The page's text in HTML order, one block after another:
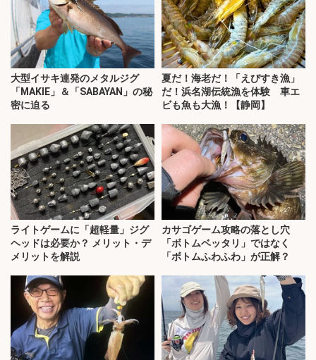
大型イサキ連発のメタルジグ
「MAKIE」＆「SABAYAN」の秘
密に迫る
夏だ！海老だ！「えびすき漁」
だ！浜名湖伝統漁を体験 車エ
ビも魚も大漁！【静岡】
ライトゲームに「超軽量」ジグ
ヘッドは必要か？ メリット・デ
メリットを解説
カサゴゲーム攻略の落とし穴
「ボトムベッタリ」ではなく
「ボトムふわふわ」が正解？